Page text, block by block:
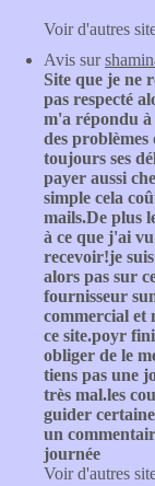
Voir d'autres
Avis sur
Site que je ne
pas respecté
m'a répondu à
des problèmes
toujours ses
payer aussi
simple cela
mails.De plus
à ce que j'ai
recevoir!je
alors pas sur
fournisseur
commercial et
ce site.poyr
obliger de le
tiens pas une
très mal.les
guider
un
journée
Voir d'autres